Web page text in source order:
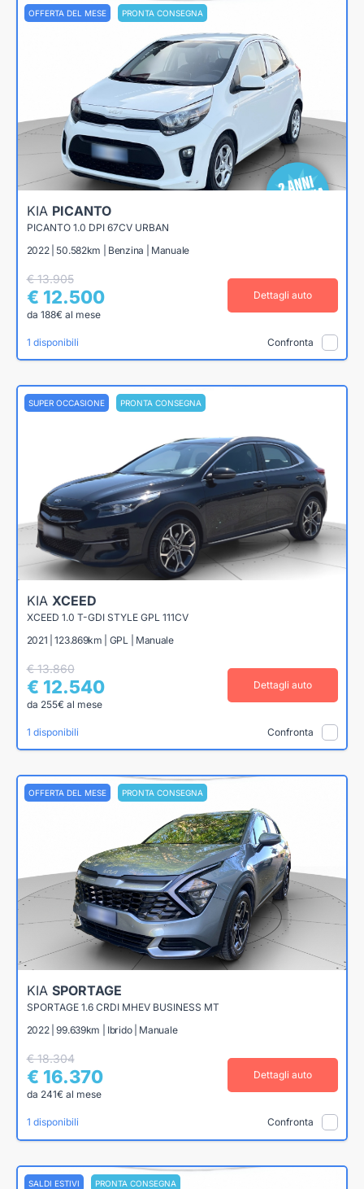
OFFERTA DEL MESE PRONTA CONSEGNA
KIA PICANTO
PICANTO 1.0 DPI 67CV URBAN
2022 | 50.582km | Benzina | Manuale
€ 13.905
€ 12.500
da 188€ al mese
Dettagli auto
1 disponibili Confronta
SUPER OCCASIONE PRONTA CONSEGNA
KIA XCEED
XCEED 1.0 T-GDI STYLE GPL 111CV
2021 | 123.869km | GPL | Manuale
€ 13.860
€ 12.540
da 255€ al mese
Dettagli auto
1 disponibili Confronta
OFFERTA DEL MESE PRONTA CONSEGNA
KIA SPORTAGE
SPORTAGE 1.6 CRDI MHEV BUSINESS MT
2022 | 99.639km | Ibrido | Manuale
€ 18.304
€ 16.370
da 241€ al mese
Dettagli auto
1 disponibili Confronta
SALDI ESTIVI PRONTA CONSEGNA